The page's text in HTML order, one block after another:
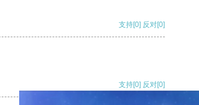
支持[0] 反对[0]
支持[0] 反对[0]